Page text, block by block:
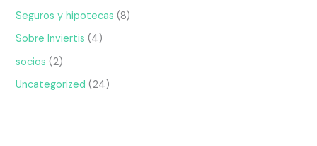
Seguros y hipotecas (8)
Sobre Inviertis (4)
socios (2)
Uncategorized (24)